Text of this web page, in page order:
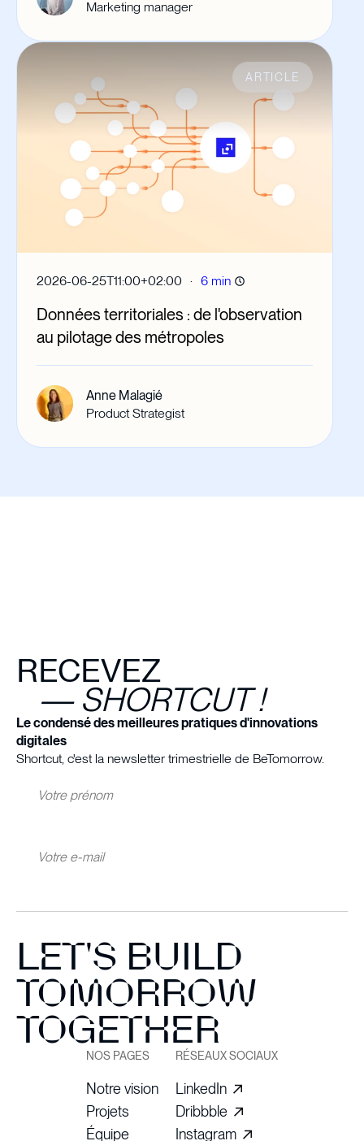
Marketing manager
ARTICLE
2026-06-25T11:00+02:00 · 6 min
Données territoriales : de l'observation
au pilotage des métropoles
Anne Malagié
Product Strategist
RECEVEZ
— SHORTCUT !
Le condensé des meilleures pratiques d'innovations
digitales
Shortcut, c'est la newsletter trimestrielle de BeTomorrow.
LET'S BUILD
TOMORROW
TOGETHER
NOS PAGES
Notre vision
Projets
Équipe
RÉSEAUX SOCIAUX
LinkedIn
Dribbble
Instagram